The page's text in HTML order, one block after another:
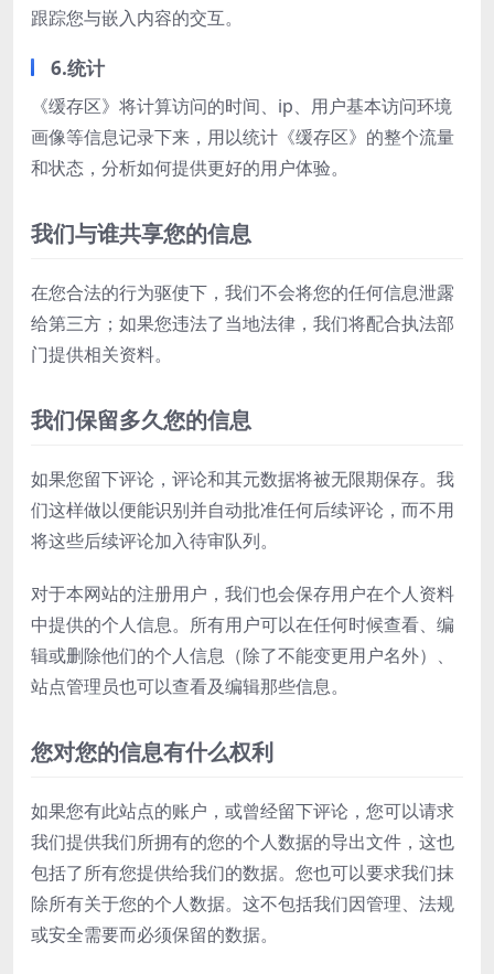
跟踪您与嵌入内容的交互。
6.统计
《缓存区》将计算访问的时间、ip、用户基本访问环境
画像等信息记录下来，用以统计《缓存区》的整个流量
和状态，分析如何提供更好的用户体验。
我们与谁共享您的信息
在您合法的行为驱使下，我们不会将您的任何信息泄露
给第三方；如果您违法了当地法律，我们将配合执法部
门提供相关资料。
我们保留多久您的信息
如果您留下评论，评论和其元数据将被无限期保存。我
们这样做以便能识别并自动批准任何后续评论，而不用
将这些后续评论加入待审队列。
对于本网站的注册用户，我们也会保存用户在个人资料
中提供的个人信息。所有用户可以在任何时候查看、编
辑或删除他们的个人信息（除了不能变更用户名外）、
站点管理员也可以查看及编辑那些信息。
您对您的信息有什么权利
如果您有此站点的账户，或曾经留下评论，您可以请求
我们提供我们所拥有的您的个人数据的导出文件，这也
包括了所有您提供给我们的数据。您也可以要求我们抹
除所有关于您的个人数据。这不包括我们因管理、法规
或安全需要而必须保留的数据。